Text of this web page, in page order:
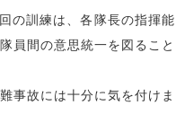
の訓練は、各隊長の指揮能
員間の意思統一を図ること
事故には十分に気を付けま